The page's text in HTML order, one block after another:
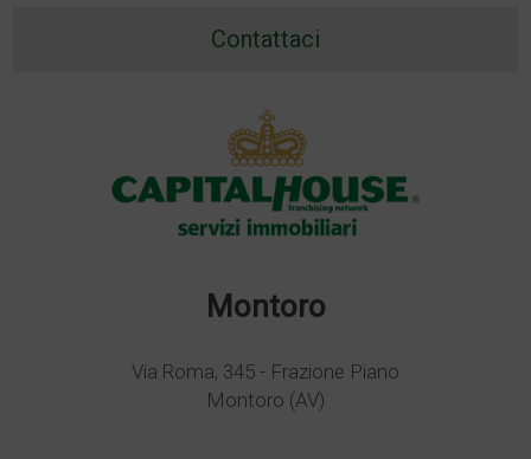
Contattaci
Montoro
Via Roma, 345 - Frazione Piano
Montoro (AV)